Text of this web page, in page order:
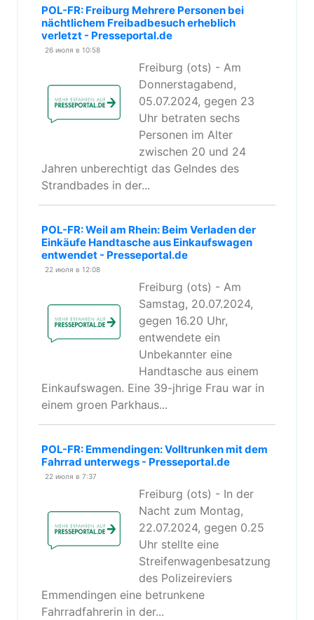
POL-FR: Freiburg Mehrere Personen bei
nächtlichem Freibadbesuch erheblich
verletzt - Presseportal.de
26 июля в 10:58
Freiburg (ots) - Am
Donnerstagabend,
05.07.2024, gegen 23
Uhr betraten sechs
Personen im Alter
zwischen 20 und 24
Jahren unberechtigt das Gelndes des
Strandbades in der...
POL-FR: Weil am Rhein: Beim Verladen der
Einkäufe Handtasche aus Einkaufswagen
entwendet - Presseportal.de
22 июля в 12:08
Freiburg (ots) - Am
Samstag, 20.07.2024,
gegen 16.20 Uhr,
entwendete ein
Unbekannter eine
Handtasche aus einem
Einkaufswagen. Eine 39-jhrige Frau war in
einem groen Parkhaus...
POL-FR: Emmendingen: Volltrunken mit dem
Fahrrad unterwegs - Presseportal.de
22 июля в 7:37
Freiburg (ots) - In der
Nacht zum Montag,
22.07.2024, gegen 0.25
Uhr stellte eine
Streifenwagenbesatzung
des Polizeireviers
Emmendingen eine betrunkene
Fahrradfahrerin in der...